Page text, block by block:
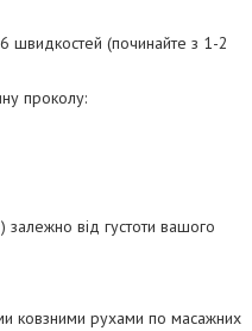
швидкостей (починайте з 1-2
проколу:
залежно від густоти вашого
ковзними рухами по масажних